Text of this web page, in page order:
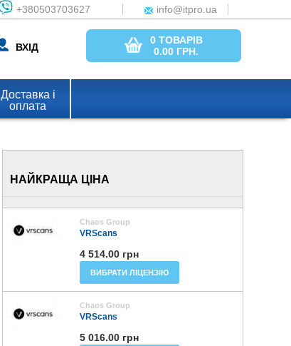
+380503703627 info@itpro.ua
ВХІД
0 ТОВАРІВ
0.00 ГРН.
Доставка і
оплата
НАЙКРАЩА ЦІНА
Chaos Group
VRScans
4 514.00 грн
ВИБРАТИ ЛІЦЕНЗІЮ
Chaos Group
VRScans
5 016.00 грн